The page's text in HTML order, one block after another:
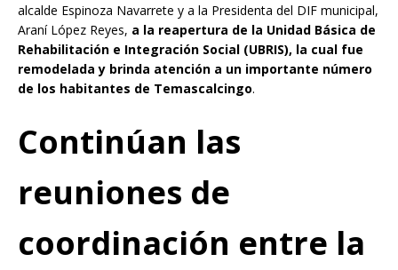
alcalde Espinoza Navarrete y a la Presidenta del DIF municipal,
Araní López Reyes, a la reapertura de la Unidad Básica de
Rehabilitación e Integración Social (UBRIS), la cual fue
remodelada y brinda atención a un importante número
de los habitantes de Temascalcingo.
Continúan las
reuniones de
coordinación entre la